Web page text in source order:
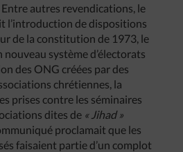
autres revendications, le
l’introduction de dispositions
de la constitution de 1973, le
système d’électorats
des ONG créées par des
chrétiennes, la
prises contre les séminaires
dites de « Jihad»
proclamait que les
faisaient partie d’un complot